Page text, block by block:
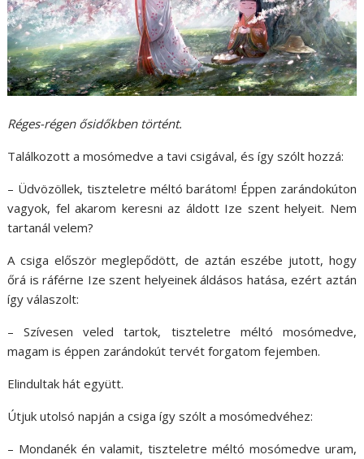
Réges-régen ősidőkben történt.
Találkozott a mosómedve a tavi csigával, és így szólt hozzá:
– Üdvözöllek, tiszteletre méltó barátom! Éppen zarándokúton
vagyok, fel akarom keresni az áldott Ize szent helyeit. Nem
tartanál velem?
A csiga először meglepődött, de aztán eszébe jutott, hogy
őrá is ráférne Ize szent helyeinek áldásos hatása, ezért aztán
így válaszolt:
– Szívesen veled tartok, tiszteletre méltó mosómedve,
magam is éppen zarándokút tervét forgatom fejemben.
Elindultak hát együtt.
Útjuk utolsó napján a csiga így szólt a mosómedvéhez:
– Mondanék én valamit, tiszteletre méltó mosómedve uram,